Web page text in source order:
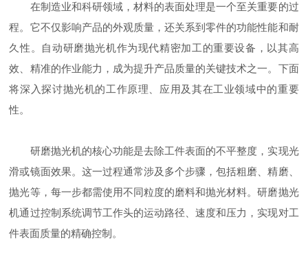
在制造业和科研领域，材料的表面处理是一个至关重要的过
程。它不仅影响产品的外观质量，还关系到零件的功能性能和耐
久性。自动研磨抛光机作为现代精密加工的重要设备，以其高
效、精准的作业能力，成为提升产品质量的关键技术之一。下面
将深入探讨抛光机的工作原理、应用及其在工业领域中的重要
性。
研磨抛光机的核心功能是去除工件表面的不平整度，实现光
滑或镜面效果。这一过程通常涉及多个步骤，包括粗磨、精磨、
抛光等，每一步都需使用不同粒度的磨料和抛光材料。研磨抛光
机通过控制系统调节工作头的运动路径、速度和压力，实现对工
件表面质量的精确控制。